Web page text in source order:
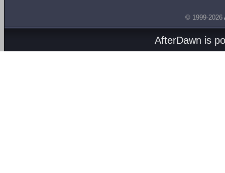
© 1999-2026
AfterDawn is